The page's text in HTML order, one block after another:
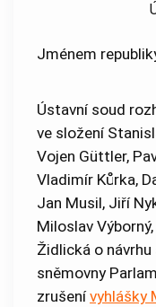
Jménem
Ústavní soud
ve složení
Vojen Güttler,
Vladimír Kůrka,
Jan Musil, Jiří
Miloslav
Židlická o
sněmovny
zrušenívyhlášky